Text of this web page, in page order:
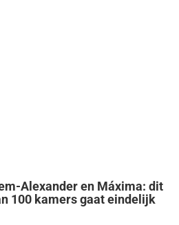
Alexander en Máxima: dit
100 kamers gaat eindelijk